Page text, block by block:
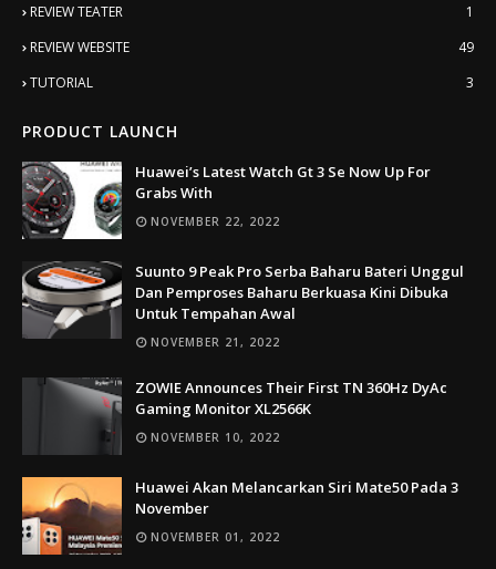
REVIEW TEATER
1
REVIEW WEBSITE
49
TUTORIAL
3
PRODUCT LAUNCH
Huawei’s Latest Watch Gt 3 Se Now Up For
Grabs With
NOVEMBER 22, 2022
Suunto 9 Peak Pro Serba Baharu Bateri Unggul
Dan Pemproses Baharu Berkuasa Kini Dibuka
Untuk Tempahan Awal
NOVEMBER 21, 2022
ZOWIE Announces Their First TN 360Hz DyAc
Gaming Monitor XL2566K
NOVEMBER 10, 2022
Huawei Akan Melancarkan Siri Mate50 Pada 3
November
NOVEMBER 01, 2022